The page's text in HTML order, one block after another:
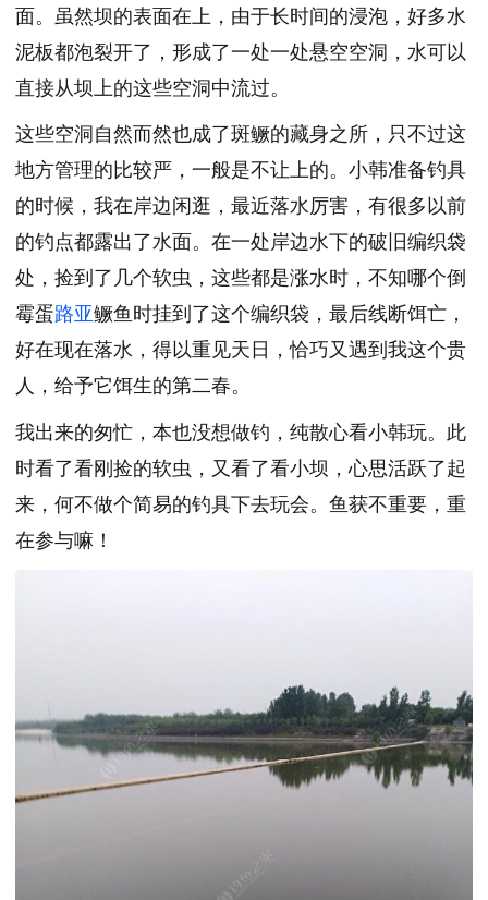
面。虽然坝的表面在上，由于长时间的浸泡，好多水
泥板都泡裂开了，形成了一处一处悬空空洞，水可以
直接从坝上的这些空洞中流过。
这些空洞自然而然也成了斑鳜的藏身之所，只不过这
地方管理的比较严，一般是不让上的。小韩准备钓具
的时候，我在岸边闲逛，最近落水厉害，有很多以前
的钓点都露出了水面。在一处岸边水下的破旧编织袋
处，捡到了几个软虫，这些都是涨水时，不知哪个倒
霉蛋路亚鳜鱼时挂到了这个编织袋，最后线断饵亡，
好在现在落水，得以重见天日，恰巧又遇到我这个贵
人，给予它饵生的第二春。
我出来的匆忙，本也没想做钓，纯散心看小韩玩。此
时看了看刚捡的软虫，又看了看小坝，心思活跃了起
来，何不做个简易的钓具下去玩会。鱼获不重要，重
在参与嘛！